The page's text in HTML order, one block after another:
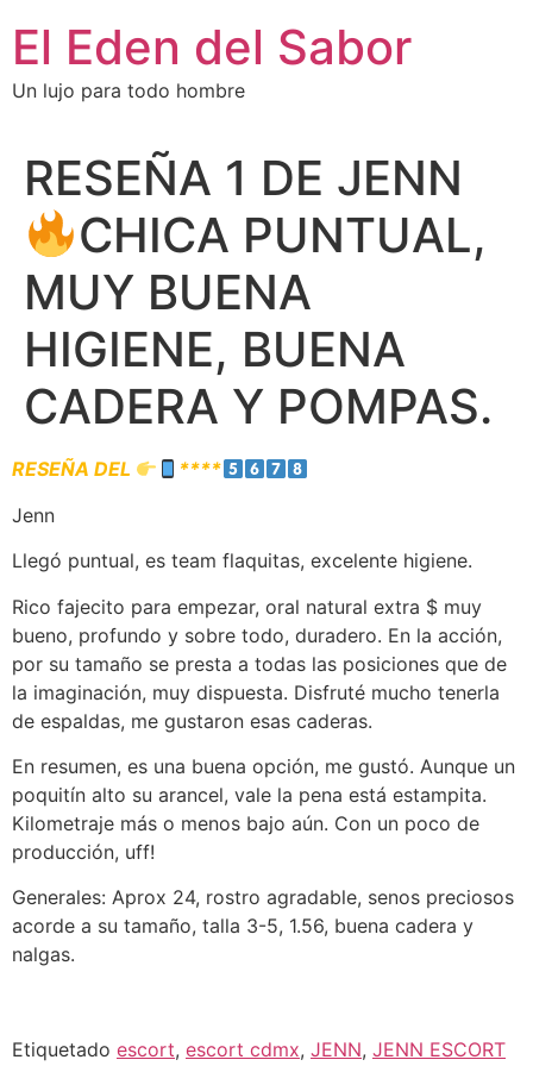
El Eden del Sabor
Un lujo para todo hombre
RESEÑA 1 DE JENN
CHICA PUNTUAL,
MUY BUENA
HIGIENE, BUENA
CADERA Y POMPAS.
RESEÑA DEL
****
Jenn
Llegó puntual, es team flaquitas, excelente higiene.
Rico fajecito para empezar, oral natural extra $ muy
bueno, profundo y sobre todo, duradero. En la acción,
por su tamaño se presta a todas las posiciones que de
la imaginación, muy dispuesta. Disfruté mucho tenerla
de espaldas, me gustaron esas caderas.
En resumen, es una buena opción, me gustó. Aunque un
poquitín alto su arancel, vale la pena está estampita.
Kilometraje más o menos bajo aún. Con un poco de
producción, uff!
Generales: Aprox 24, rostro agradable, senos preciosos
acorde a su tamaño, talla 3-5, 1.56, buena cadera y
nalgas.
Etiquetado escort, escort cdmx, JENN, JENN ESCORT